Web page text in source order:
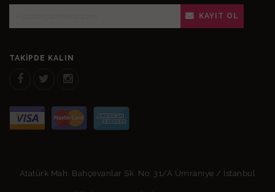
KAYIT OL
TAKIPDE KALIN
Atatürk Mah. Bahçevanlar Sk. No: 31/A Ümraniye / İstanbul